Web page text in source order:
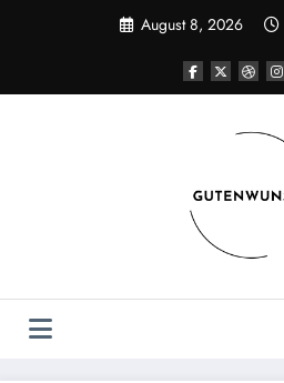
August 8, 2026